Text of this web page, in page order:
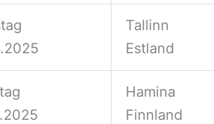
Tallinn
Estland
Hamina
Finnland